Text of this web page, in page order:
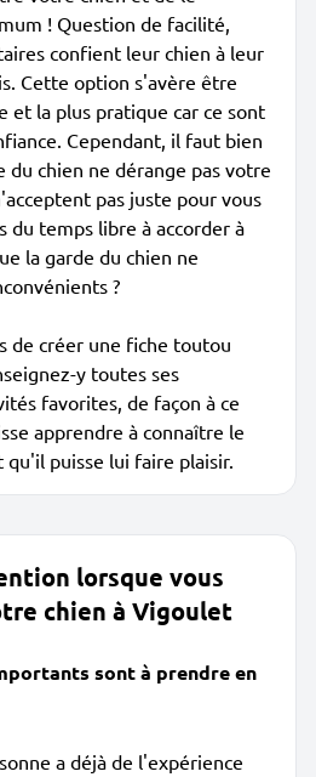
! Question de facilité,
confient leur chien à leur
Cette option s'avère être
et la plus pratique car ce sont
Cependant, il faut bien
du chien ne dérange pas votre
pas juste pour vous
du temps libre à accorder à
la garde du chien ne
?
de créer une fiche toutou
y toutes ses
favorites, de façon à ce
apprendre à connaître le
puisse lui faire plaisir.
lorsque vous
chien à Vigoulet
sont à prendre en
a déjà de l'expérience